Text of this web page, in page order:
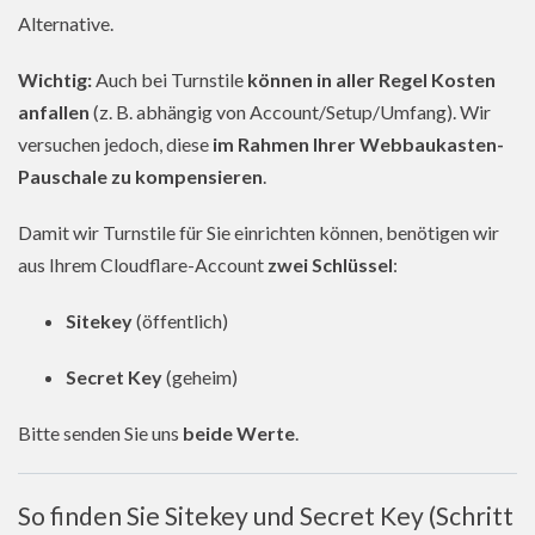
Alternative.
Wichtig:Auch bei Turnstile können in aller Regel Kosten
anfallen (z. B. abhängig von Account/Setup/Umfang). Wir
versuchen jedoch, diese im Rahmen Ihrer Webbaukasten-
Pauschale zu kompensieren.
Damit wir Turnstile für Sie einrichten können, benötigen wir
aus Ihrem Cloudflare-Account zwei Schlüssel:
Sitekey(öffentlich)
Secret Key(geheim)
Bitte senden Sie uns beide Werte.
So finden Sie Sitekey und Secret Key (Schritt